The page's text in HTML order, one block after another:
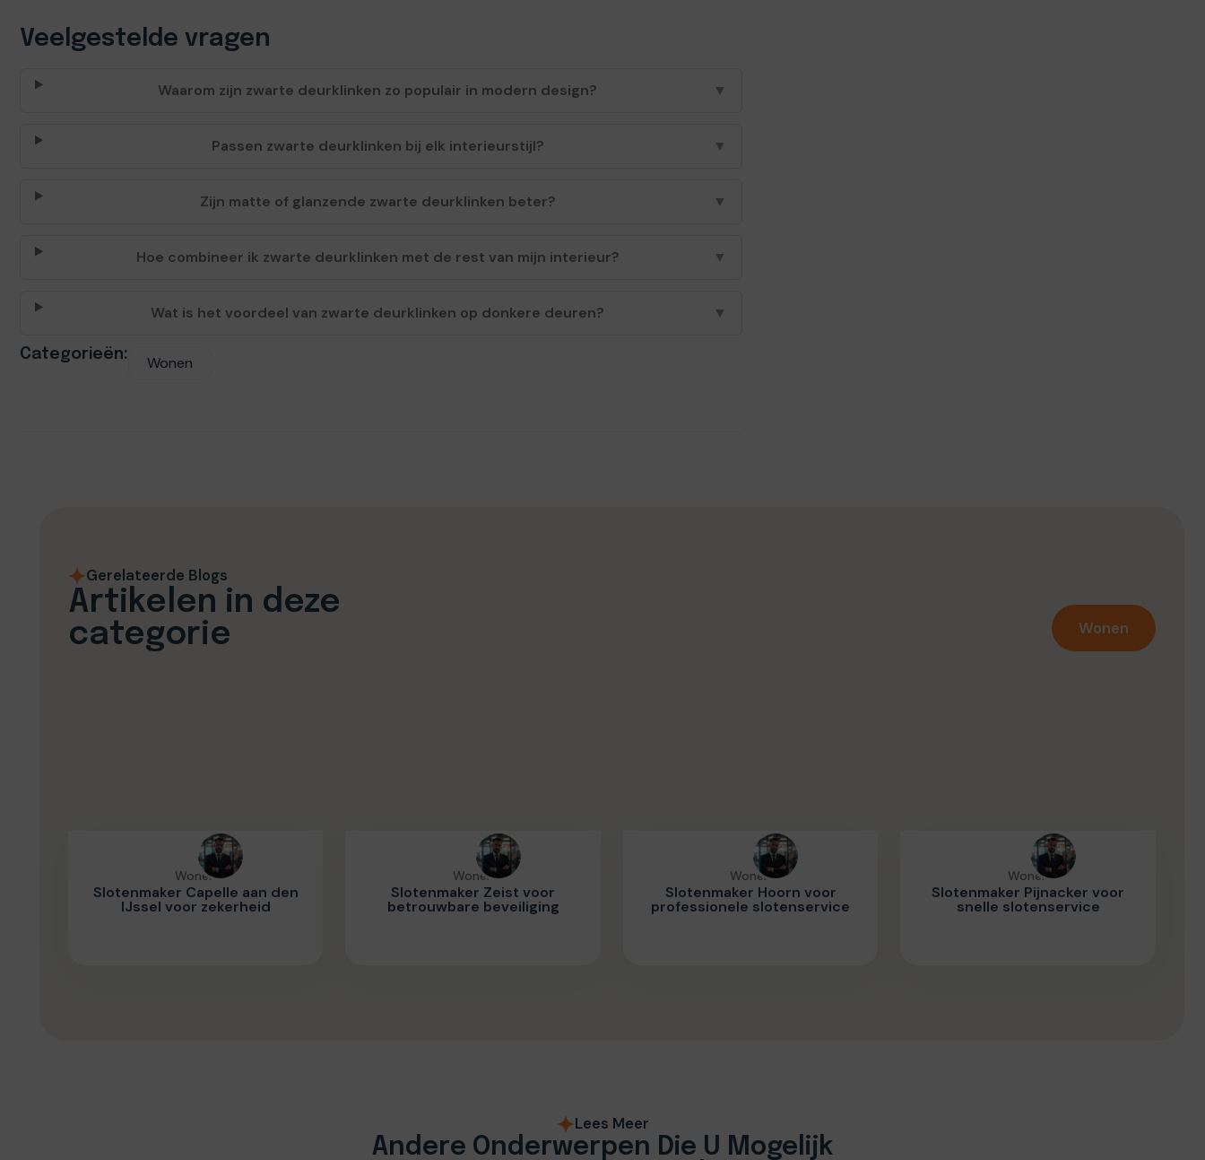
Veelgestelde vragen
Waarom zijn zwarte deurklinken zo populair in modern design? ▼
Passen zwarte deurklinken bij elk interieurstijl? ▼
Zijn matte of glanzende zwarte deurklinken beter? ▼
Hoe combineer ik zwarte deurklinken met de rest van mijn interieur? ▼
Wat is het voordeel van zwarte deurklinken op donkere deuren? ▼
Categorieën: Wonen
Gerelateerde Blogs
Artikelen in deze
categorie
Wonen
Wonen
Slotenmaker Capelle aan den
IJssel voor zekerheid
Wonen
Slotenmaker Zeist voor
betrouwbare beveiliging
Wonen
Slotenmaker Hoorn voor
professionele slotenservice
Wonen
Slotenmaker Pijnacker voor
snelle slotenservice
Lees Meer
Andere Onderwerpen Die U Mogelijk